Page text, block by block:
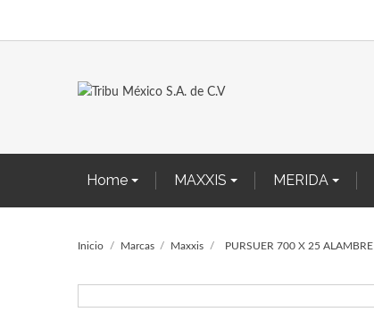
Home MAXXIS MERIDA
Inicio Marcas Maxxis PURSUER 700 X 25 ALAMBRE